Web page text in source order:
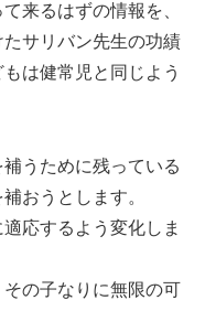
来るはずの情報を、
サリバン先生の功績
は健常児と同じよう
うために残っている
おうとします。
応するよう変化しま
の子なりに無限の可